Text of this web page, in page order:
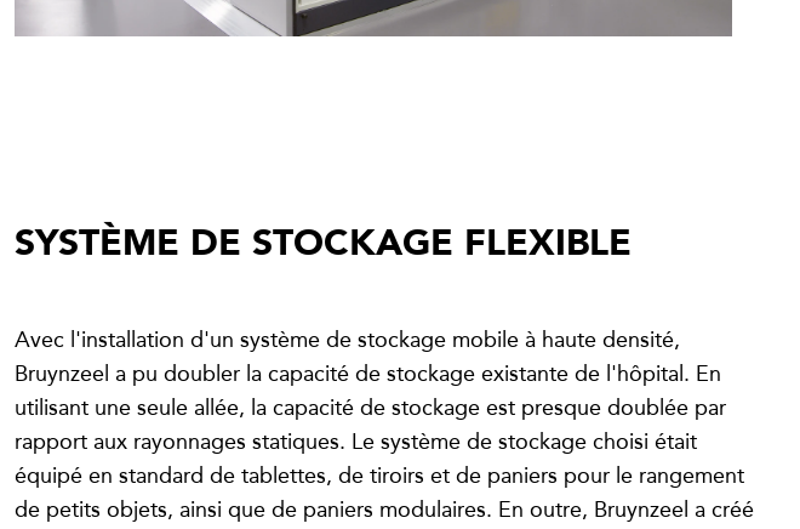
SYSTÈME DE STOCKAGE FLEXIBLE
Avec l'installation d'un système de stockage mobile à haute densité,
Bruynzeel a pu doubler la capacité de stockage existante de l'hôpital. En
utilisant une seule allée, la capacité de stockage est presque doublée par
rapport aux rayonnages statiques. Le système de stockage choisi était
équipé en standard de tablettes, de tiroirs et de paniers pour le rangement
de petits objets, ainsi que de paniers modulaires. En outre, Bruynzeel a créé